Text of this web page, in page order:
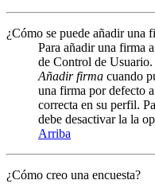
¿Cómo se puede añadir una
Para añadir una firma
de Control de
Añadir firma cuando
una firma por defecto
correcta en su perfil.
debe desactivar la la
Arriba
¿Cómo creo una encuesta?